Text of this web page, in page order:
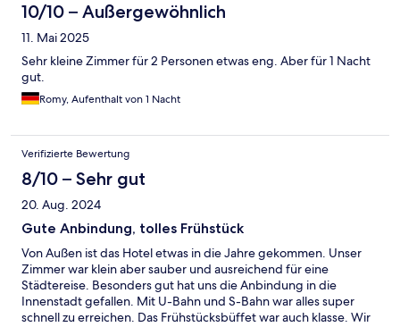
10/10 – Außergewöhnlich
11. Mai 2025
Sehr kleine Zimmer für 2 Personen etwas eng. Aber für 1 Nacht
gut.
Romy, Aufenthalt von 1 Nacht
Verifizierte Bewertung
8/10 – Sehr gut
20. Aug. 2024
Gute Anbindung, tolles Frühstück
Von Außen ist das Hotel etwas in die Jahre gekommen. Unser
Zimmer war klein aber sauber und ausreichend für eine
Städtereise. Besonders gut hat uns die Anbindung in die
Innenstadt gefallen. Mit U-Bahn und S-Bahn war alles super
schnell zu erreichen. Das Frühstücksbüffet war auch klasse. Wir